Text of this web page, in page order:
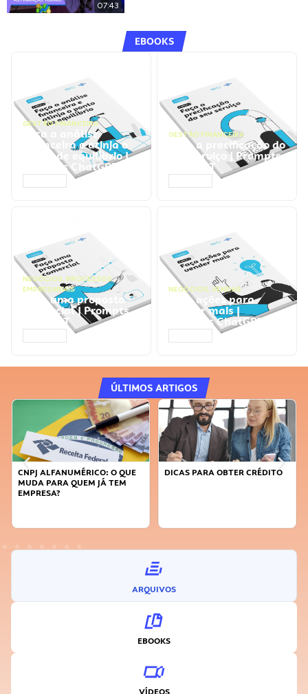
07:43
EBOOKS
GESTÃO FINANCEIRA
Faça a análise
financeira e atinja o
ponto de equilíbrio |
Prompts ChatGPT
GESTÃO FINANCEIRA
Faça a precificação do
seu serviço | Prompts
ChatGPT
NEGÓCIOS, PROCESSOS
EMPRESARIAIS
Faça uma proposta
comercial | Prompts
ChatGPT
NEGÓCIOS, VENDAS
Faça ações para
vender mais |
Prompts ChatGPT
ÚLTIMOS ARTIGOS
CNPJ ALFANUMÉRICO: O QUE
MUDA PARA QUEM JÁ TEM
EMPRESA?
DICAS PARA OBTER CRÉDITO
ARQUIVOS
EBOOKS